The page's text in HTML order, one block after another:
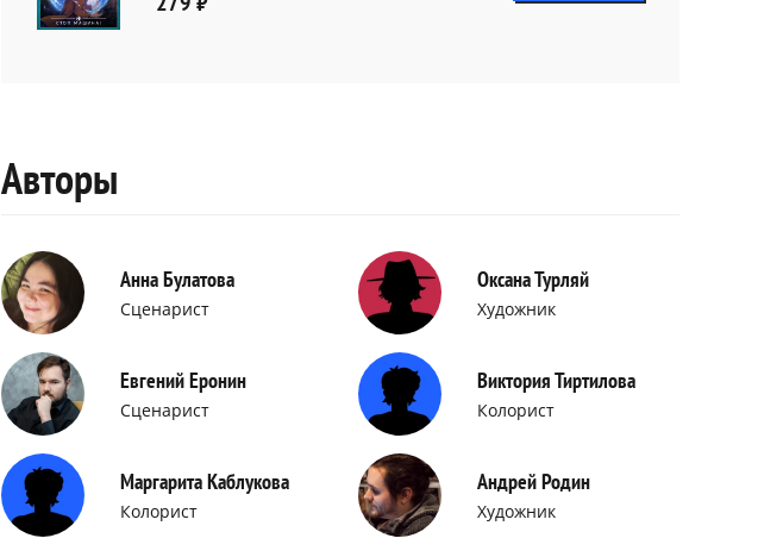
Авторы
Анна Булатова
Сценарист
Оксана Турляй
Художник
Евгений Еронин
Сценарист
Виктория Тиртилова
Колорист
Маргарита Каблукова
Колорист
Андрей Родин
Художник